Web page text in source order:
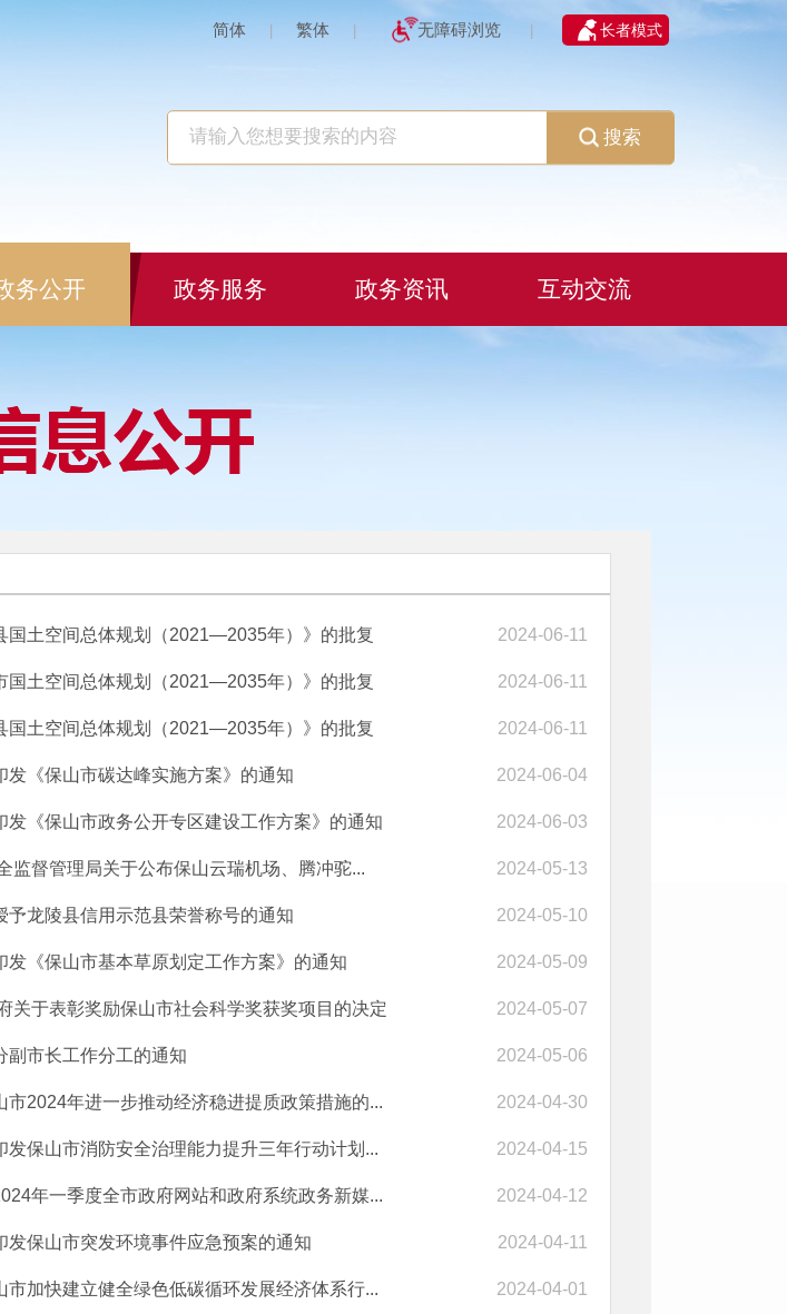
简体 | 繁体 | 无障碍浏览 | 长者模式
搜索
务公开 政务服务 政务资讯 互动交流
国土空间总体规划（2021—2035年）》的批复 2024-06-11
国土空间总体规划（2021—2035年）》的批复 2024-06-11
国土空间总体规划（2021—2035年）》的批复 2024-06-11
《保山市碳达峰实施方案》的通知 2024-06-04
发《保山市政务公开专区建设工作方案》的通知 2024-06-03
监督管理局关于公布保山云瑞机场、腾冲驼... 2024-05-13
龙陵县信用示范县荣誉称号的通知 2024-05-10
发《保山市基本草原划定工作方案》的通知 2024-05-09
关于表彰奖励保山市社会科学奖获奖项目的决定 2024-05-07
副市长工作分工的通知 2024-05-06
2024年进一步推动经济稳进提质政策措施的... 2024-04-30
保山市消防安全治理能力提升三年行动计划... 2024-04-15
年一季度全市政府网站和政府系统政务新媒... 2024-04-12
保山市突发环境事件应急预案的通知 2024-04-11
加快建立健全绿色低碳循环发展经济体系行... 2024-04-01